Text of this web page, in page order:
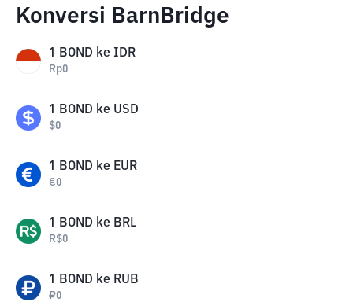
Konversi BarnBridge
1 BOND ke IDR
Rp0
1 BOND ke USD
$0
1 BOND ke EUR
€0
1 BOND ke BRL
R$0
1 BOND ke RUB
₽0